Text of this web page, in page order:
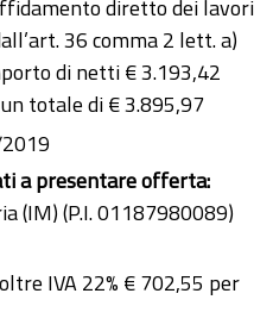
diretto dei lavori
36 comma 2 lett. a)
di netti € 3.193,42
totale di € 3.895,97
a presentare offerta:
(IM) (P.I. 01187980089)
IVA 22% € 702,55 per